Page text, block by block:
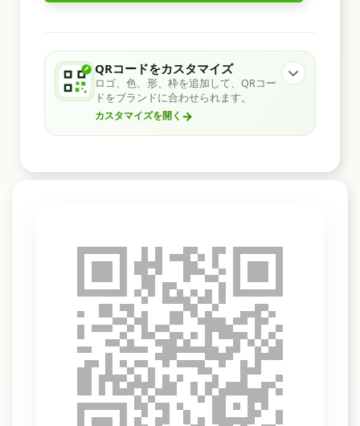
QRコードをカスタマイズ
ロゴ、色、形、枠を追加して、QRコー
ドをブランドに合わせられます。
カスタマイズを開く →